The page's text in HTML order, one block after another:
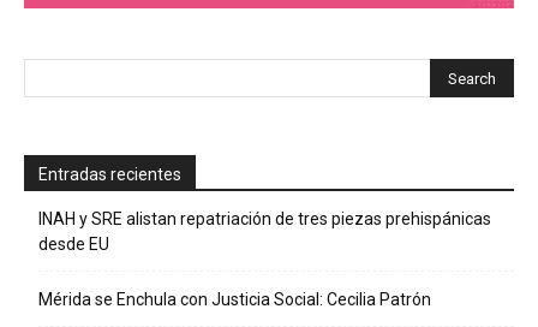
Entradas recientes
INAH y SRE alistan repatriación de tres piezas prehispánicas
desde EU
Mérida se Enchula con Justicia Social: Cecilia Patrón